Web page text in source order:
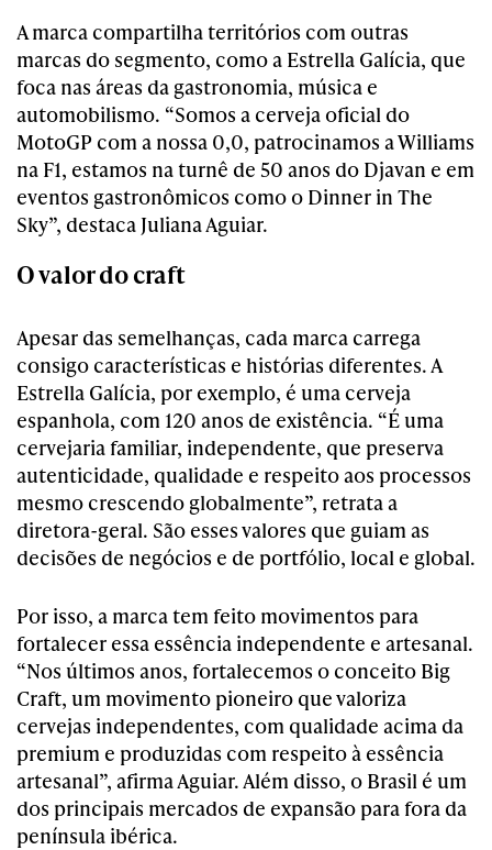
A marca compartilha territórios com outras
marcas do segmento, como a Estrella Galícia, que
foca nas áreas da gastronomia, música e
automobilismo. “Somos a cerveja oficial do
MotoGP com a nossa 0,0, patrocinamos a Williams
na F1, estamos na turnê de 50 anos do Djavan e em
eventos gastronômicos como o Dinner in The
Sky”, destaca Juliana Aguiar.
O valor do craft
Apesar das semelhanças, cada marca carrega
consigo características e histórias diferentes. A
Estrella Galícia, por exemplo, é uma cerveja
espanhola, com 120 anos de existência. “É uma
cervejaria familiar, independente, que preserva
autenticidade, qualidade e respeito aos processos
mesmo crescendo globalmente”, retrata a
diretora-geral. São esses valores que guiam as
decisões de negócios e de portfólio, local e global.
Por isso, a marca tem feito movimentos para
fortalecer essa essência independente e artesanal.
“Nos últimos anos, fortalecemos o conceito Big
Craft, um movimento pioneiro que valoriza
cervejas independentes, com qualidade acima da
premium e produzidas com respeito à essência
artesanal”, afirma Aguiar. Além disso, o Brasil é um
dos principais mercados de expansão para fora da
península ibérica.